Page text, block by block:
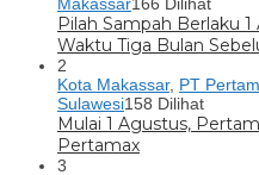
Pilah Sampah Berlaku
Waktu Tiga Bulan
2
Kota Makassar, PT
Sulawesi158 Dilihat
Mulai 1 Agustus,
Pertamax
3